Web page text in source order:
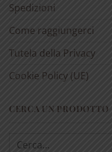
Spedizioni
Come raggiungerci
Tutela della Privacy
Cookie Policy (UE)
CERCA UN PRODOTTO
Cerca: